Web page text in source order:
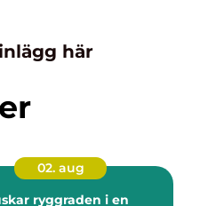
här
02. aug
i en